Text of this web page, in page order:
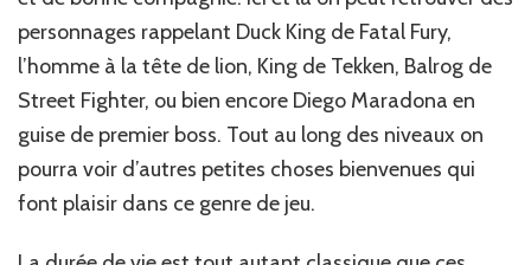
personnages rappelant Duck King de Fatal Fury,
l’homme à la tête de lion, King de Tekken, Balrog de
Street Fighter, ou bien encore Diego Maradona en
guise de premier boss. Tout au long des niveaux on
pourra voir d’autres petites choses bienvenues qui
font plaisir dans ce genre de jeu.